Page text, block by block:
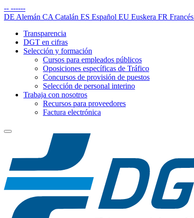
-- ------
DE Alemán CA Catalán ES Español EU Euskera FR Francés
Transparencia
DGT en cifras
Selección y formación
Cursos para empleados públicos
Oposiciones específicas de Tráfico
Concursos de provisión de puestos
Selección de personal interino
Trabaja con nosotros
Recursos para proveedores
Factura electrónica